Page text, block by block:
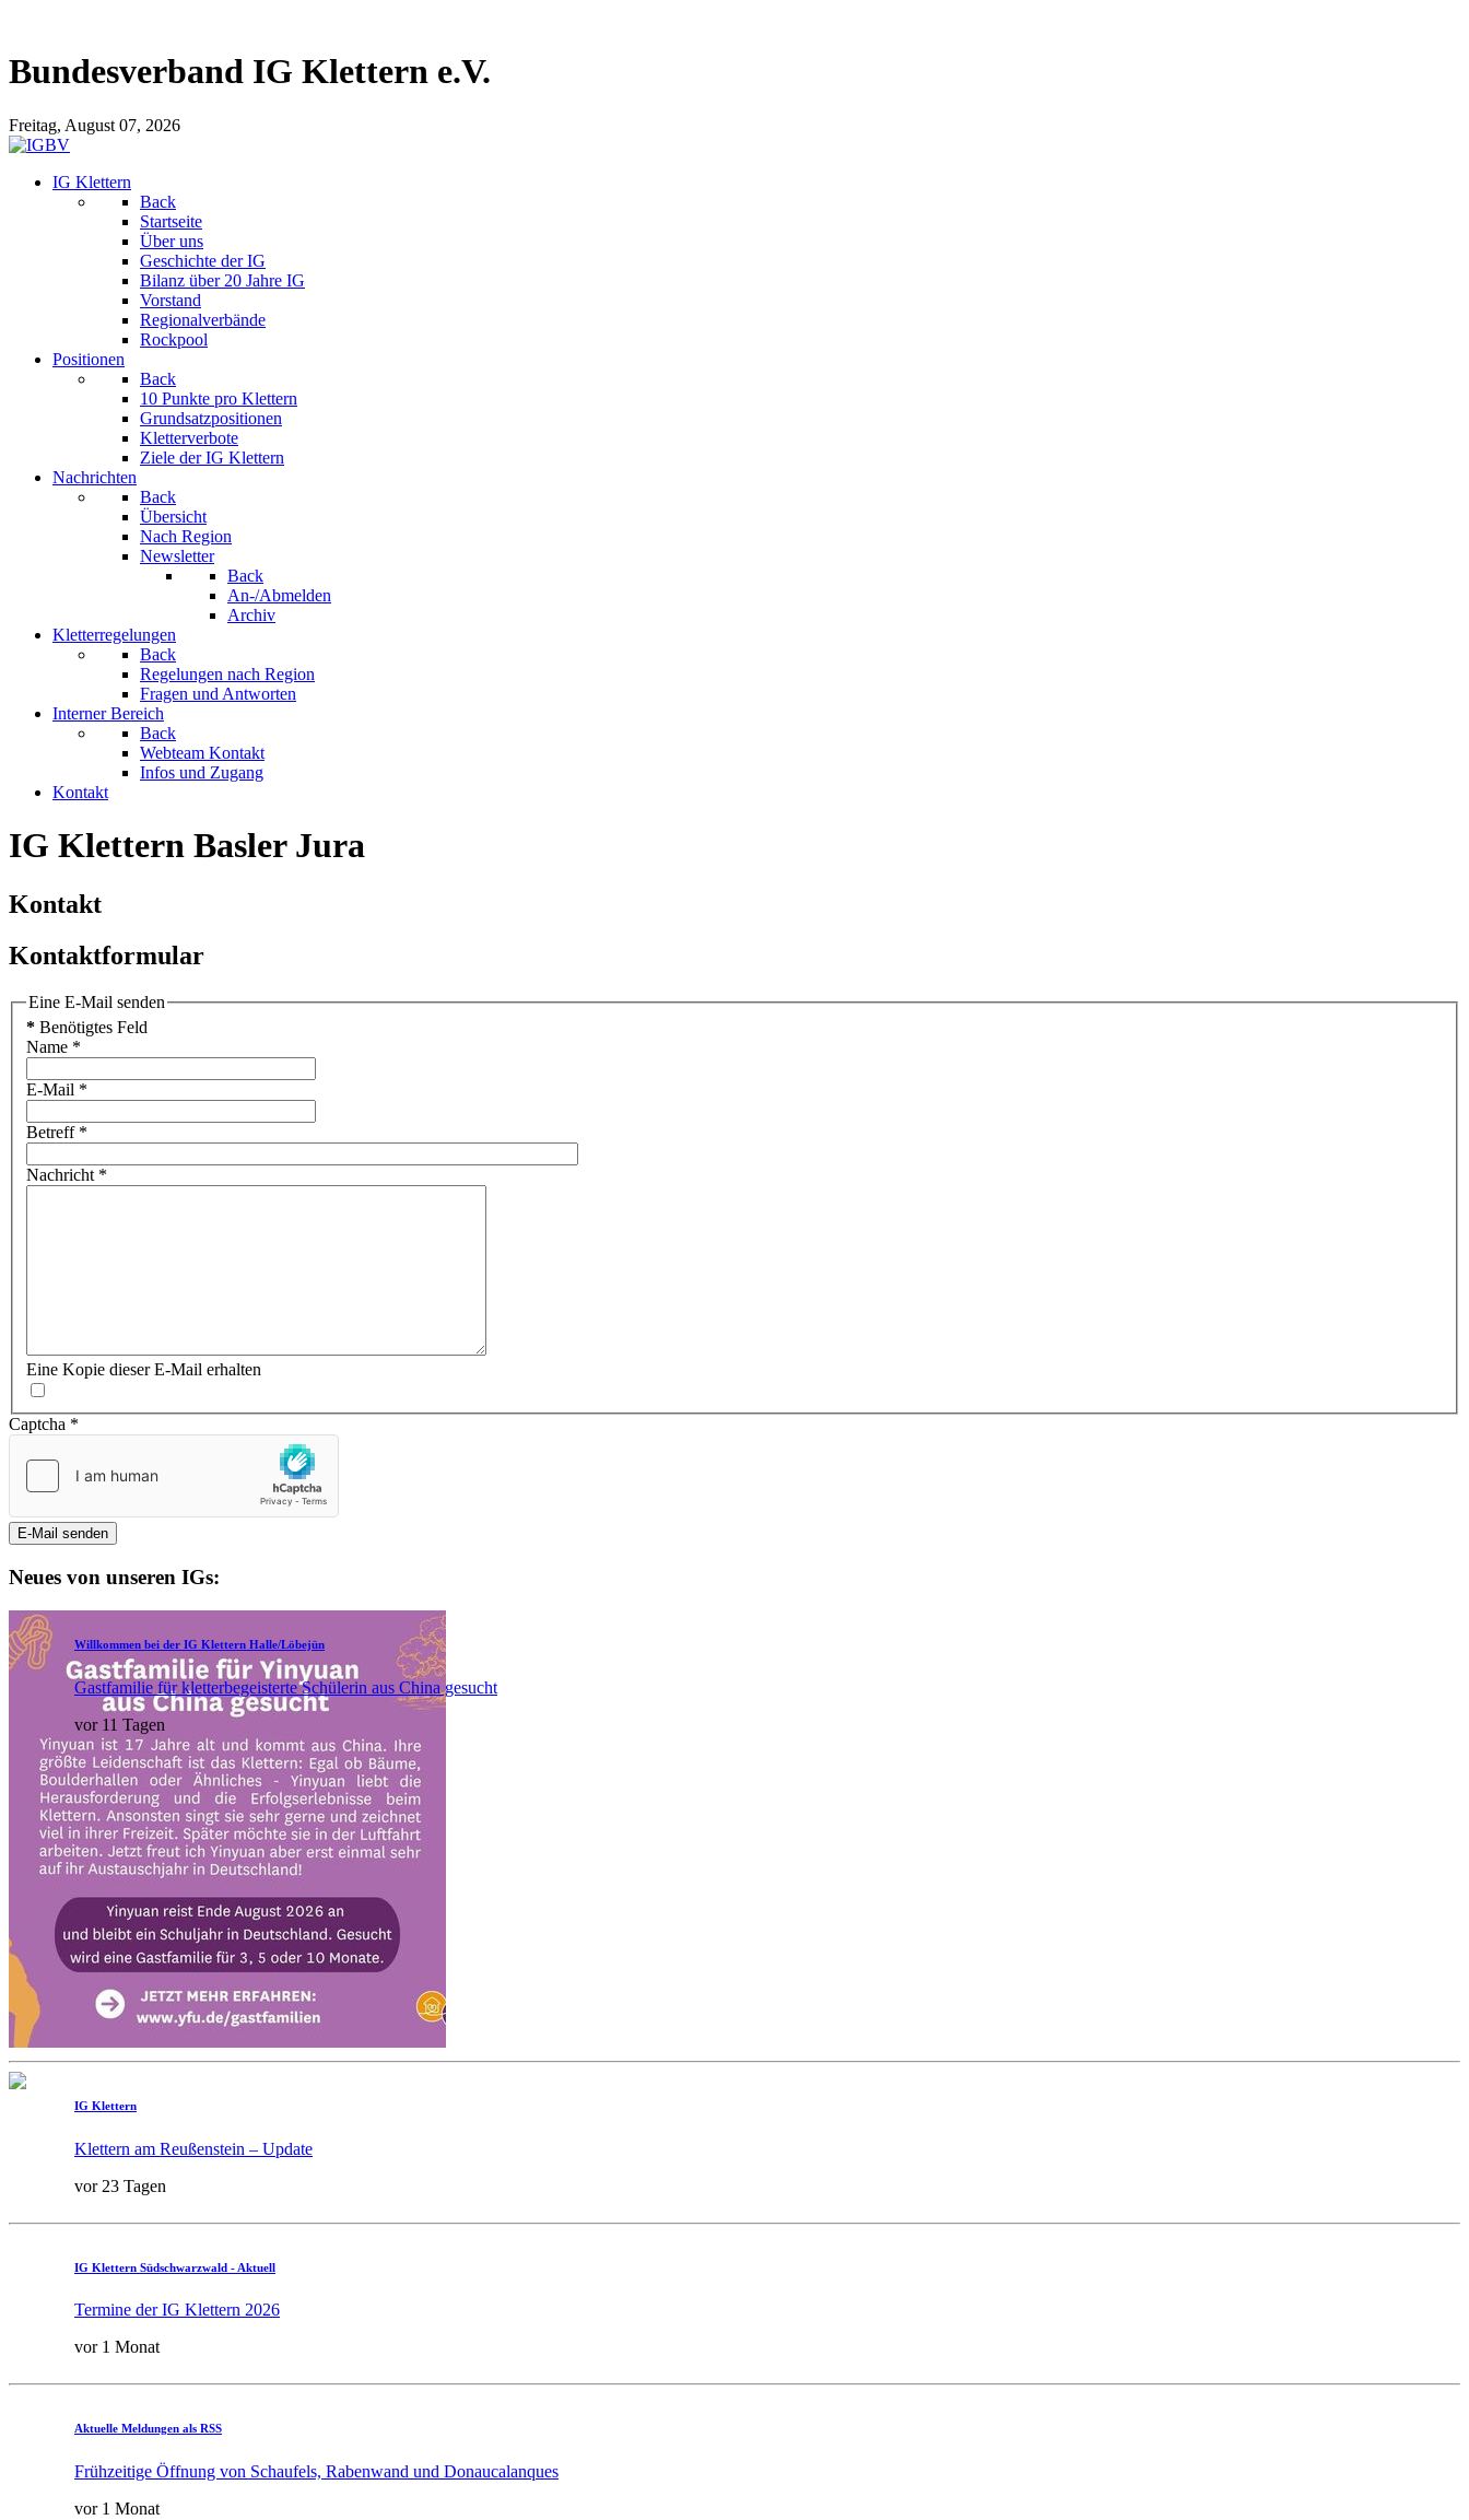
Bundesverband IG Klettern e.V.
Freitag, August 07, 2026
IG Klettern
Back
Startseite
Über uns
Geschichte der IG
Bilanz über 20 Jahre IG
Vorstand
Regionalverbände
Rockpool
Positionen
Back
10 Punkte pro Klettern
Grundsatzpositionen
Kletterverbote
Ziele der IG Klettern
Nachrichten
Back
Übersicht
Nach Region
Newsletter
Back
An-/Abmelden
Archiv
Kletterregelungen
Back
Regelungen nach Region
Fragen und Antworten
Interner Bereich
Back
Webteam Kontakt
Infos und Zugang
Kontakt
IG Klettern Basler Jura
Kontakt
Kontaktformular
Eine E-Mail senden
* Benötigtes Feld
Name *
E-Mail *
Betreff*
Nachricht *
Eine Kopie dieser E-Mail erhalten
Captcha *
E-Mail senden
Neues von unseren IGs:
Willkommen bei der IG Klettern Halle/Löbejün
Gastfamilie für kletterbegeisterte Schülerin aus China gesucht
vor 11 Tagen
IG Klettern
Klettern am Reußenstein – Update
vor 23 Tagen
IG Klettern Südschwarzwald - Aktuell
Termine der IG Klettern 2026
vor 1 Monat
Aktuelle Meldungen als RSS
Frühzeitige Öffnung von Schaufels, Rabenwand und Donaucalanques
vor 1 Monat